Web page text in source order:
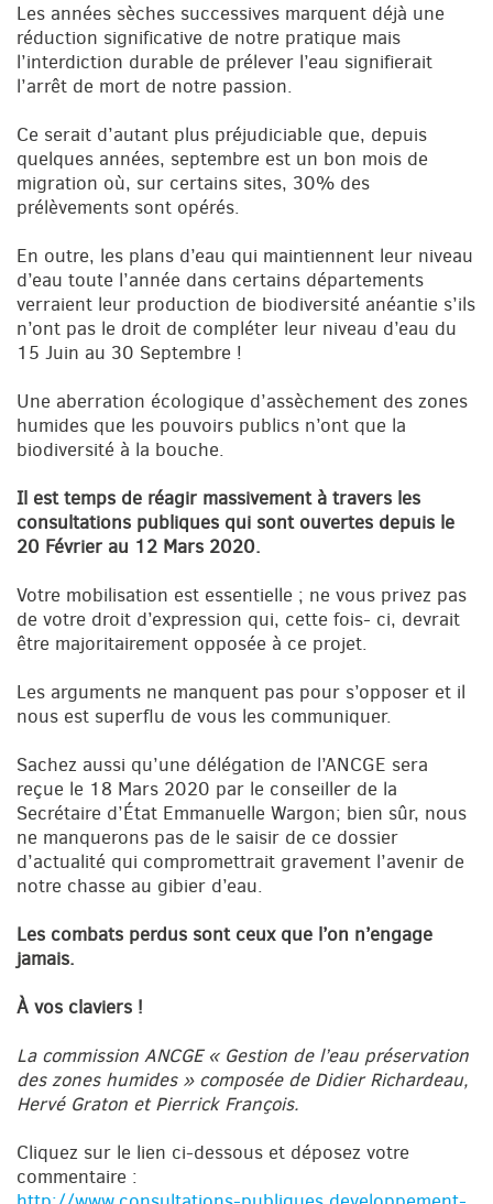
Les années sèches successives marquent déjà une
réduction significative de notre pratique mais
l’interdiction durable de prélever l’eau signifierait
l’arrêt de mort de notre passion.
Ce serait d’autant plus préjudiciable que, depuis
quelques années, septembre est un bon mois de
migration où, sur certains sites, 30% des
prélèvements sont opérés.
En outre, les plans d’eau qui maintiennent leur niveau
d’eau toute l’année dans certains départements
verraient leur production de biodiversité anéantie s’ils
n’ont pas le droit de compléter leur niveau d’eau du
15 Juin au 30 Septembre !
Une aberration écologique d’assèchement des zones
humides que les pouvoirs publics n’ont que la
biodiversité à la bouche.
Il est temps de réagir massivement à travers les
consultations publiques qui sont ouvertes depuis le
20 Février au 12 Mars 2020.
Votre mobilisation est essentielle ; ne vous privez pas
de votre droit d’expression qui, cette fois- ci, devrait
être majoritairement opposée à ce projet.
Les arguments ne manquent pas pour s’opposer et il
nous est superflu de vous les communiquer.
Sachez aussi qu’une délégation de l’ANCGE sera
reçue le 18 Mars 2020 par le conseiller de la
Secrétaire d’État Emmanuelle Wargon; bien sûr, nous
ne manquerons pas de le saisir de ce dossier
d’actualité qui compromettrait gravement l’avenir de
notre chasse au gibier d’eau.
Les combats perdus sont ceux que l’on n’engage
jamais.
À vos claviers !
La commission ANCGE « Gestion de l’eau préservation
des zones humides » composée de Didier Richardeau,
Hervé Graton et Pierrick François.
Cliquez sur le lien ci-dessous et déposez votre
commentaire :